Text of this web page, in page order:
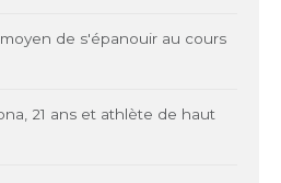
de s'épanouir au cours
21 ans et athlète de haut